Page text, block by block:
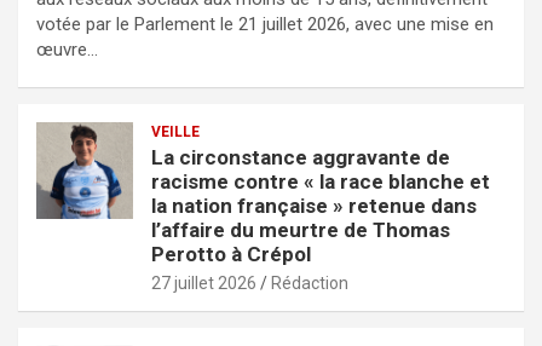
votée par le Parlement le 21 juillet 2026, avec une mise en
œuvre…
VEILLE
La circonstance aggravante de
racisme contre « la race blanche et
la nation française » retenue dans
l’affaire du meurtre de Thomas
Perotto à Crépol
27 juillet 2026 Rédaction